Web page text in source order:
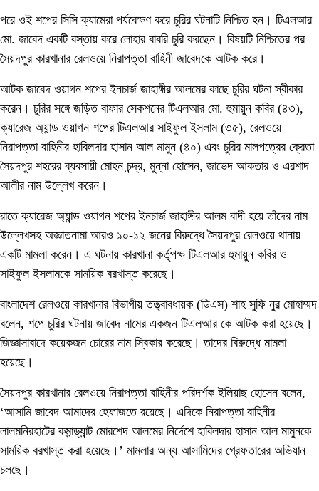
পরে ওই শপের সিসি ক্যামেরা পর্যবেক্ষণ করে চুরির ঘটনাটি নিশ্চিত হন। টিএলআর
মো. জাবেদ একটি বস্তায় করে লোহার বাবরি চুরি করছেন। বিষয়টি নিশ্চিতের পর
সৈয়দপুর কারখানার রেলওয়ে নিরাপত্তা বাহিনী জাবেদকে আটক করে।
আটক জাবেদ ওয়াগন শপের ইনচার্জ জাহাঙ্গীর আলমের কাছে চুরির ঘটনা স্বীকার
করেন। চুরির সঙ্গে জড়িত বাফার সেকশনের টিএলআর মো. হুমায়ুন কবির (৪৩),
ক্যারেজ অ্যান্ড ওয়াগন শপের টিএলআর সাইফুল ইসলাম (৩৫), রেলওয়ে
নিরাপত্তা বাহিনীর হাবিলদার হাসান আল মামুন (৪০) এবং চুরির মালপত্রের ক্রেতা
সৈয়দপুর শহরের ব্যবসায়ী মোহন চন্দ্র, মুন্না হোসেন, জাভেদ আকতার ও এরশাদ
আলীর নাম উল্লেখ করেন।
রাতে ক্যারেজ অ্যান্ড ওয়াগন শপের ইনচার্জ জাহাঙ্গীর আলম বাদী হয়ে তাঁদের নাম
উল্লেখসহ অজ্ঞাতনামা আরও ১০-১২ জনের বিরুদ্ধে সৈয়দপুর রেলওয়ে থানায়
একটি মামলা করেন। এ ঘটনায় কারখানা কর্তৃপক্ষ টিএলআর হুমায়ুন কবির ও
সাইফুল ইসলামকে সাময়িক বরখাস্ত করেছে।
বাংলাদেশ রেলওয়ে কারখানার বিভাগীয় তত্ত্বাবধায়ক (ডিএস) শাহ সুফি নুর মোহাম্মদ
বলেন, শপে চুরির ঘটনায় জাবেদ নামের একজন টিএলআর কে আটক করা হয়েছে।
জিজ্ঞাসাবাদে কয়েকজন চোরের নাম স্বিকার করেছে। তাদের বিরুদ্ধে মামলা
হয়েছে।
সৈয়দপুর কারখানার রেলওয়ে নিরাপত্তা বাহিনীর পরিদর্শক ইলিয়াছ হোসেন বলেন,
‘আসামি জাবেদ আমাদের হেফাজতে রয়েছে। এদিকে নিরাপত্তা বাহিনীর
লালমনিরহাটের কমান্ড্যান্ট মোরশেদ আলমের নির্দেশে হাবিলদার হাসান আল মামুনকে
সাময়িক বরখাস্ত করা হয়েছে।’ মামলার অন্য আসামিদের গ্রেফতারের অভিযান
চলছে।